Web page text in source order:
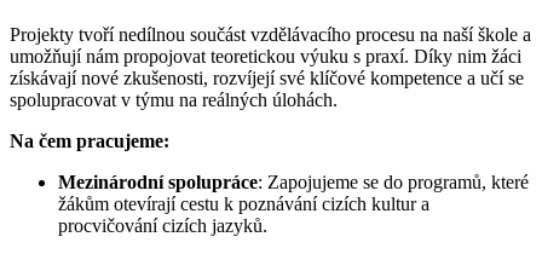
Projekty tvoří nedílnou součást vzdělávacího procesu na naší škole a
umožňují nám propojovat teoretickou výuku s praxí. Díky nim žáci
získávají nové zkušenosti, rozvíjejí své klíčové kompetence a učí se
spolupracovat v týmu na reálných úlohách.
Na čem pracujeme:
Mezinárodní spolupráce: Zapojujeme se do programů, které
žákům otevírají cestu k poznávání cizích kultur a
procvičování cizích jazyků.